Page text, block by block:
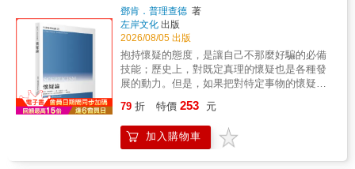
礎。
式，我們固然獲得了前所未有的知識與力量，
但是否也逐漸失去更悠遠深厚的感知能力？魔
術師如何理解巫醫與薩滿的世界作者艾布蘭提
出一個大膽而深刻的觀點：人類與萬物的疏
離，不只是科技發展的結果，更是一場漫長的
感知革命。尤其是拼音文字的出現，不僅改變
了書寫方式，也深刻改變了人類理解自身與世
界的方式。我們逐漸將心靈視為封閉於身體內
部的私人空間，將時間理解為單向推進的歷史
進程，並把周遭萬物視為等待利用與管理的對
鄧肯．普理查德 著
左岸文化 出版
2026/08/05 出版
抱持懷疑的態度，是讓自己不那麼好騙的必備
技能；歷史上，對既定真理的懷疑也是各種發
展的動力。但是，如果把對特定事物的懷疑擴
基礎，所以我們並沒有掌握知識，因此沒有所
謂的「真相」，有的只是相對的主觀意見，這
樣的激進懷疑論蔓延到公共討論，造成的某些
79 折 特價 253 元
加入購物車